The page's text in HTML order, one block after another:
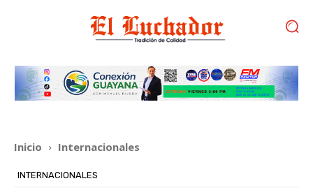
Inicio Internacionales
INTERNACIONALES